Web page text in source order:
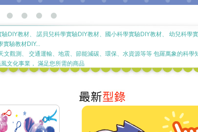
DIY教材、 諾貝兒科學實驗DIY教材、國小科學實驗DIY教材、 幼兒科學
實驗教材DIY...
文觀測、 交通運輸、地震、節能減碳、環保、水資源等等 包羅萬象的科學
文化事業， 滿足您所需的商品